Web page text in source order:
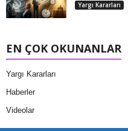
Yargı Kararları
EN ÇOK OKUNANLAR
Yargı Kararları
Haberler
Videolar